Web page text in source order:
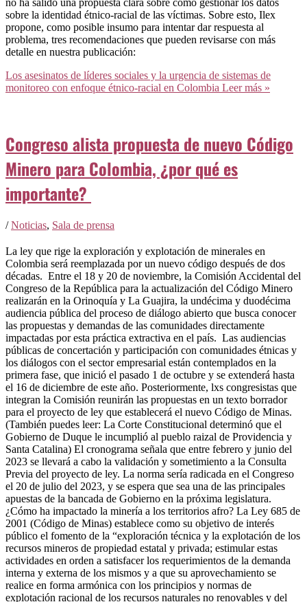
no ha salido una propuesta clara sobre cómo gestionar los datos
sobre la identidad étnico-racial de las víctimas. Sobre esto, Ilex
propone, como posible insumo para intentar dar respuesta al
problema, tres recomendaciones que pueden revisarse con más
detalle en nuestra publicación:
Los asesinatos de líderes sociales y la urgencia de sistemas de
monitoreo con enfoque étnico-racial en Colombia Leer más »
Congreso alista propuesta de nuevo Código
Minero para Colombia, ¿por qué es
importante?
/Noticias, Sala de prensa
La ley que rige la exploración y explotación de minerales en
Colombia será reemplazada por un nuevo código después de dos
décadas. Entre el 18 y 20 de noviembre, la Comisión Accidental del
Congreso de la República para la actualización del Código Minero
realizarán en la Orinoquía y La Guajira, la undécima y duodécima
audiencia pública del proceso de diálogo abierto que busca conocer
las propuestas y demandas de las comunidades directamente
impactadas por esta práctica extractiva en el país. Las audiencias
públicas de concertación y participación con comunidades étnicas y
los diálogos con el sector empresarial están contemplados en la
primera fase, que inició el pasado 1 de octubre y se extenderá hasta
el 16 de diciembre de este año. Posteriormente, lxs congresistas que
integran la Comisión reunirán las propuestas en un texto borrador
para el proyecto de ley que establecerá el nuevo Código de Minas.
(También puedes leer: La Corte Constitucional determinó que el
Gobierno de Duque le incumplió al pueblo raizal de Providencia y
Santa Catalina) El cronograma señala que entre febrero y junio del
2023 se llevará a cabo la validación y sometimiento a la Consulta
Previa del proyecto de ley. La norma sería radicada en el Congreso
el 20 de julio del 2023, y se espera que sea una de las principales
apuestas de la bancada de Gobierno en la próxima legislatura.
¿Cómo ha impactado la minería a los territorios afro? La Ley 685 de
2001 (Código de Minas) establece como su objetivo de interés
público el fomento de la “exploración técnica y la explotación de los
recursos mineros de propiedad estatal y privada; estimular estas
actividades en orden a satisfacer los requerimientos de la demanda
interna y externa de los mismos y a que su aprovechamiento se
realice en forma armónica con los principios y normas de
explotación racional de los recursos naturales no renovables y del